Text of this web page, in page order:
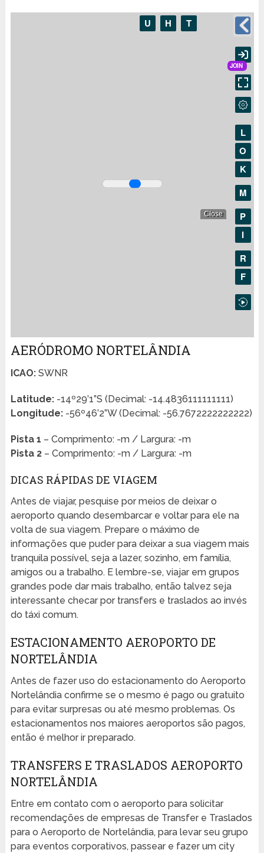
AERÓDROMO NORTELÂNDIA
ICAO:SWNR
Latitude:-14º29’1”S (Decimal: -14.4836111111111)
Longitude:-56º46’2”W (Decimal: -56.7672222222222)
Pista 1 – Comprimento: -m / Largura: -m
Pista 2– Comprimento: -m / Largura: -m
DICAS RÁPIDAS DE VIAGEM
Antes de viajar, pesquise por meios de deixar o
aeroporto quando desembarcar e voltar para ele na
volta de sua viagem. Prepare o máximo de
informações que puder para deixar a sua viagem mais
tranquila possível, seja a lazer, sozinho, em família,
amigos ou a trabalho. E lembre-se, viajar em grupos
grandes pode dar mais trabalho, então talvez seja
interessante checar por transfers e traslados ao invés
do táxi comum.
ESTACIONAMENTO AEROPORTO DE
NORTELÂNDIA
Antes de fazer uso do estacionamento do Aeroporto
Nortelândia confirme se o mesmo é pago ou gratuito
para evitar surpresas ou até mesmo problemas. Os
estacionamentos nos maiores aeroportos são pagos,
então é melhor ir preparado.
TRANSFERS E TRASLADOS AEROPORTO
NORTELÂNDIA
Entre em contato com o aeroporto para solicitar
recomendações de empresas de Transfer e Traslados
para o Aeroporto de Nortelândia, para levar seu grupo
para eventos corporativos, passear e fazer um city